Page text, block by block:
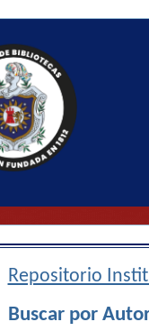
Repositorio
Buscar por